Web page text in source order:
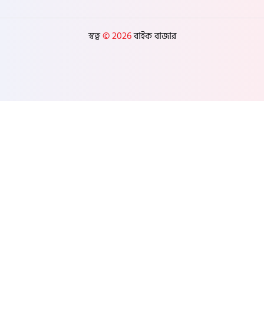
স্বত্ব© 2026বাইক বাজার